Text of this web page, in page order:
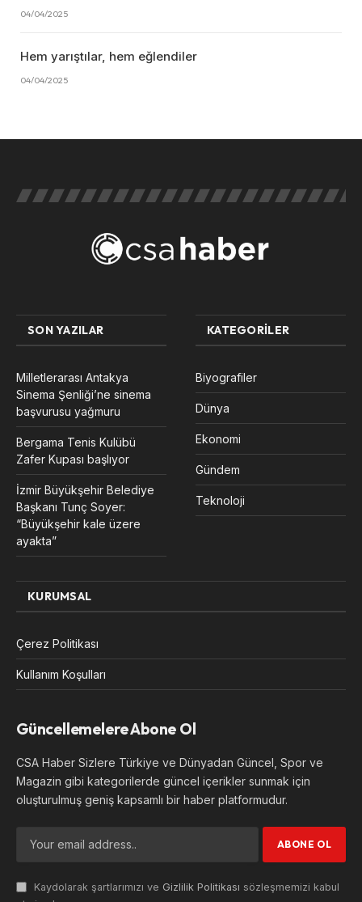
04/04/2025
Hem yarıştılar, hem eğlendiler
04/04/2025
SON YAZILAR
Milletlerarası Antakya
Sinema Şenliği’ne sinema
başvurusu yağmuru
Bergama Tenis Kulübü
Zafer Kupası başlıyor
İzmir Büyükşehir Belediye
Başkanı Tunç Soyer:
“Büyükşehir kale üzere
ayakta”
KATEGORILER
Biyografiler
Dünya
Ekonomi
Gündem
Teknoloji
KURUMSAL
Çerez Politikası
Kullanım Koşulları
Güncellemelere Abone Ol
CSA Haber Sizlere Türkiye ve Dünyadan Güncel, Spor ve
Magazin gibi kategorilerde güncel içerikler sunmak için
oluşturulmuş geniş kapsamlı bir haber platformudur.
Kaydolarak şartlarımızı ve Gizlilik Politikası sözleşmemizi kabul